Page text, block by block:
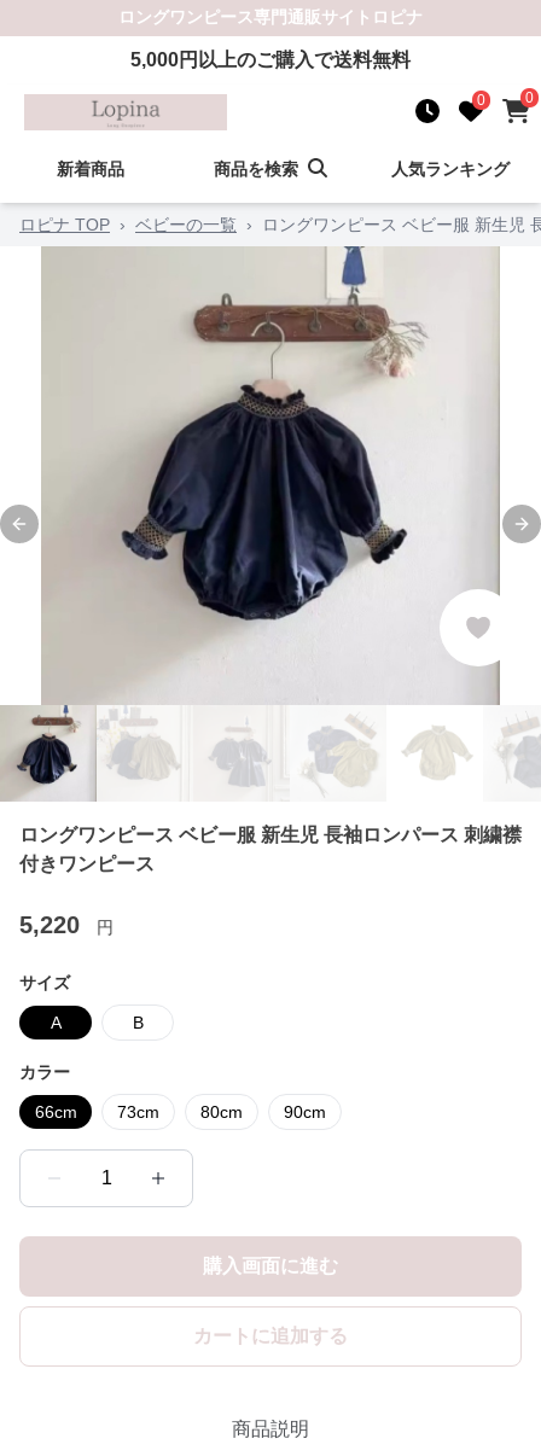
ロングワンピース専門通販サイト ロピナ
5,000円以上のご購入で送料無料
0 0
新着商品 商品を検索 人気ランキング
ロピナ TOP › ベビーの一覧 › ロングワンピース ベビー服 新生児
Previous slide
ロングワンピース ベビー服 新生児 長袖ロンパース 刺繍襟
付きワンピース
5,220 円
サイズ
A B
カラー
66cm 73cm 80cm 90cm
1
購入画面に進む
カートに追加する
商品説明